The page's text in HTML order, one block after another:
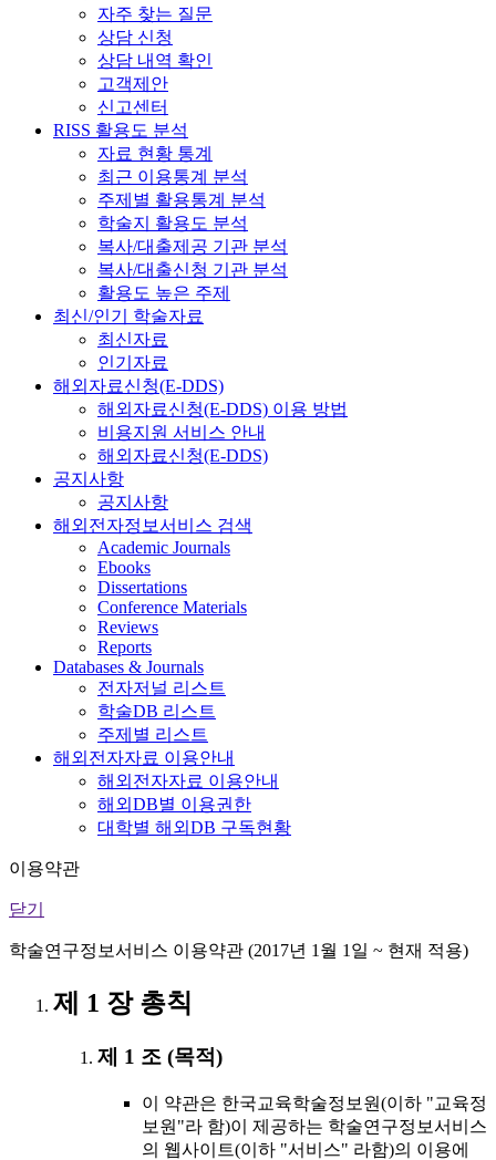
자주 찾는 질문
상담 신청
상담 내역 확인
고객제안
신고센터
RISS 활용도 분석
자료 현황 통계
최근 이용통계 분석
주제별 활용통계 분석
학술지 활용도 분석
복사/대출제공 기관 분석
복사/대출신청 기관 분석
활용도 높은 주제
최신/인기 학술자료
최신자료
인기자료
해외자료신청(E-DDS)
해외자료신청(E-DDS) 이용 방법
비용지원 서비스 안내
해외자료신청(E-DDS)
공지사항
공지사항
해외전자정보서비스 검색
Academic Journals
Ebooks
Dissertations
Conference Materials
Reviews
Reports
Databases & Journals
전자저널 리스트
학술DB 리스트
주제별 리스트
해외전자자료 이용안내
해외전자자료 이용안내
해외DB별 이용권한
대학별 해외DB 구독현황
이용약관
닫기
학술연구정보서비스 이용약관 (2017년 1월 1일 ~ 현재 적용)
제 1 장 총칙
제 1 조 (목적)
이 약관은 한국교육학술정보원(이하 "교육정
보원"라 함)이 제공하는 학술연구정보서비스
의 웹사이트(이하 "서비스" 라함)의 이용에